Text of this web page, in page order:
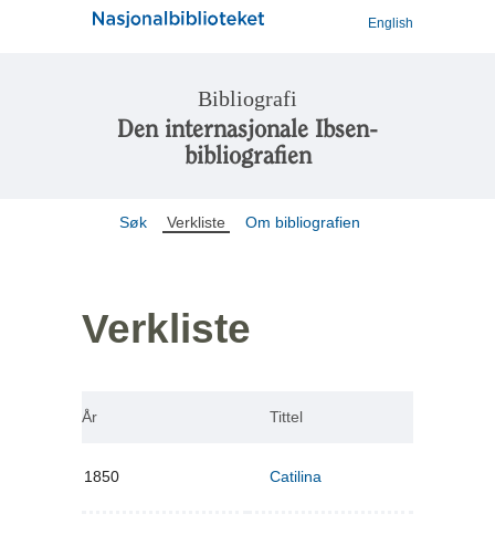
English
Bibliografi
Den internasjonale Ibsen-
bibliografien
Søk Verkliste Om bibliografien
Verkliste
År Tittel
1850 Catilina